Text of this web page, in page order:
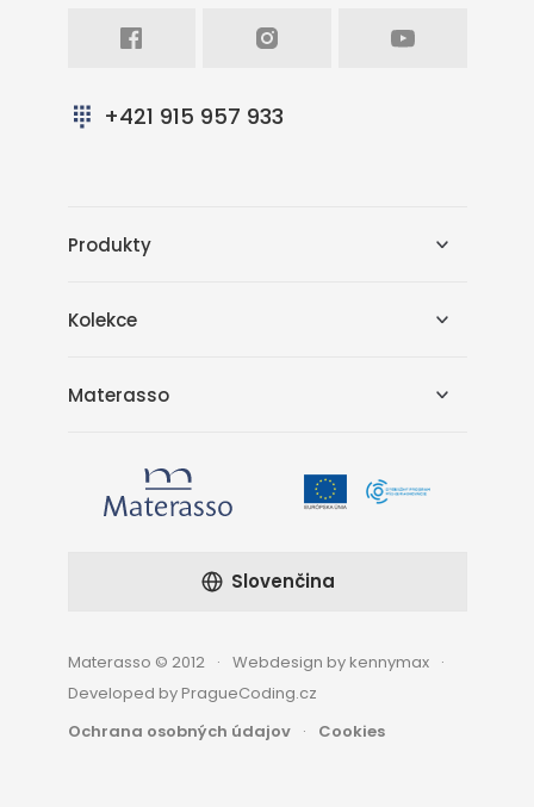
+421 915 957 933
Produkty
Kolekce
Materasso
Materasso © 2012
Webdesign by kennymax
Developed by PragueCoding.cz
Ochrana osobných údajov
Cookies
Slovenčina